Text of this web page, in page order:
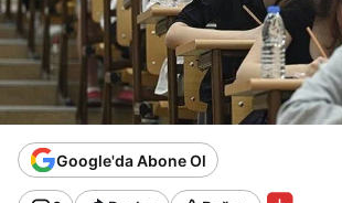
Google'da Abone Ol